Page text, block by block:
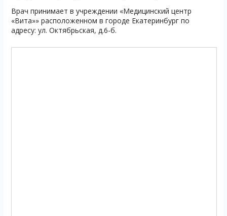
Врач принимает в учреждении «Медицинский центр
«Вита»» расположенном в городе Екатеринбург по
адресу: ул. Октябрьская, д.6-б.